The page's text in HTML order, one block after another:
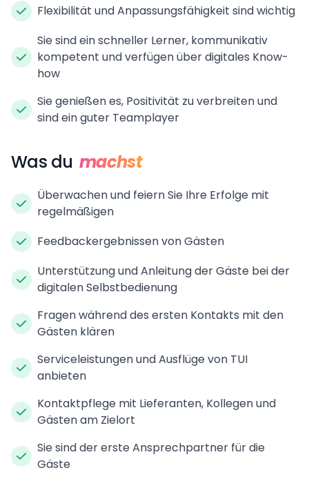
Flexibilität und Anpassungsfähigkeit sind wichtig
Sie sind ein schneller Lerner, kommunikativ
kompetent und verfügen über digitales Know-
how
Sie genießen es, Positivität zu verbreiten und
sind ein guter Teamplayer
Was du machst
Überwachen und feiern Sie Ihre Erfolge mit
regelmäßigen
Feedbackergebnissen von Gästen
Unterstützung und Anleitung der Gäste bei der
digitalen Selbstbedienung
Fragen während des ersten Kontakts mit den
Gästen klären
Serviceleistungen und Ausflüge von TUI
anbieten
Kontaktpflege mit Lieferanten, Kollegen und
Gästen am Zielort
Sie sind der erste Ansprechpartner für die
Gäste